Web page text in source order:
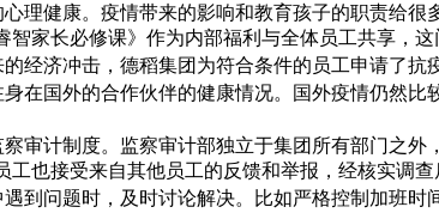
理健康。疫情带来的影响和教育孩子的职责给
智家长必修课》作为内部福利与全体员工共享，这
经济冲击，德稻集团为符合条件的员工申请了抗
在国外的合作伙伴的健康情况。国外疫情仍然
审计制度。监察审计部独立于集团所有部门之
工也接受来自其他员工的反馈和举报，经核实调
到问题时，及时讨论解决。比如严格控制加班时